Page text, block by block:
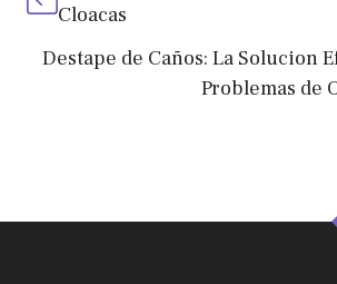
Cloacas
Destape de Caños: La Solucion
Problemas de